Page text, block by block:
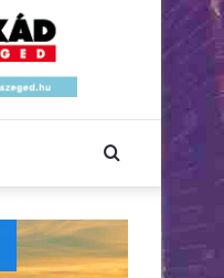
Keresés: